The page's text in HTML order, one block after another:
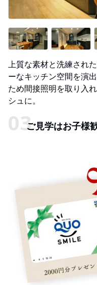
上質な素材と洗練され
ーなキッチン空間を演
ため間接照明を取り入
シュに。
ご見学はお子様